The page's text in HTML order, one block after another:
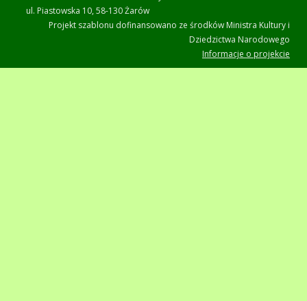
ul. Piastowska 10, 58-130 Żarów
Projekt szablonu dofinansowano ze środków Ministra Kultury i
Dziedzictwa Narodowego
Informacje o projekcie